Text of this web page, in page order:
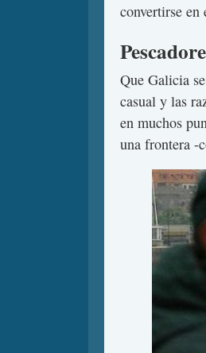
convertirse
Que Galicia
casual y las
en muchos
una frontera -